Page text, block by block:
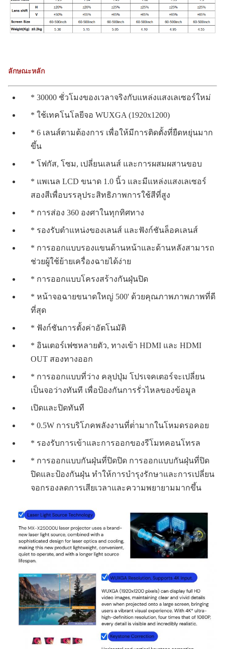
ลักษณะหลัก
* 30000 ชั่วโมงของเวลาจริงกับแหล่งแสงเลเซอร์ใหม่
* ใช้เทคโนโลยีจอ WUXGA (1920x1200)
* 6 เลนส์ตามต้องการ เพื่อให้มีการติดตั้งที่ยืดหยุ่นมาก
ขึ้น
* โฟกัส, โซม, เปลี่ยนเลนส์ และการผสมผสานขอบ
* แพเนล LCD ขนาด 1.0 นิ้ว และมีแหล่งแสงเลเซอร์
สองสีเพื่อบรรลุประสิทธิภาพการใช้สีที่สูง
* การส่อง 360 องศาในทุกทิศทาง
* รองรับตําแหน่งของเลนส์ และฟังก์ชันล็อคเลนส์
* การออกแบบรองแขนด้านหน้าและด้านหลังสามารถ
ช่วยผู้ใช้ย้ายเครื่องฉายได้ง่าย
* การออกแบบโครงสร้างกันฝุ่นปิด
* หน้าจอฉายขนาดใหญ่ 500' ด้วยคุณภาพภาพภาพที่ดี
ที่สุด
* ฟังก์ชันการตั้งค่าอัตโนมัติ
* อินเตอร์เฟซหลายตัว, ทางเข้า HDMI และ HDMI
OUT สองทางออก
* การออกแบบที่ว่าง คลุปปุ่ม โปรเจคเตอร์จะเปลี่ยน
เป็นจอว่างทันที เพื่อป้องกันการรั่วไหลของข้อมูล
เปิดและปิดทันที
* 0.5W การบริโภคพลังงานที่ต่ํามากในโหมดรอคอย
* รองรับการเข้าและการออกของรีโมทคอนโทรล
* การออกแบบกันฝุ่นที่ปิดปิด การออกแบบกันฝุ่นที่ปิด
ปิดและป้องกันฝุ่น ทําให้การบํารุงรักษาและการเปลี่ยน
จอกรองลดการเสียเวลาและความพยายามมากขึ้น